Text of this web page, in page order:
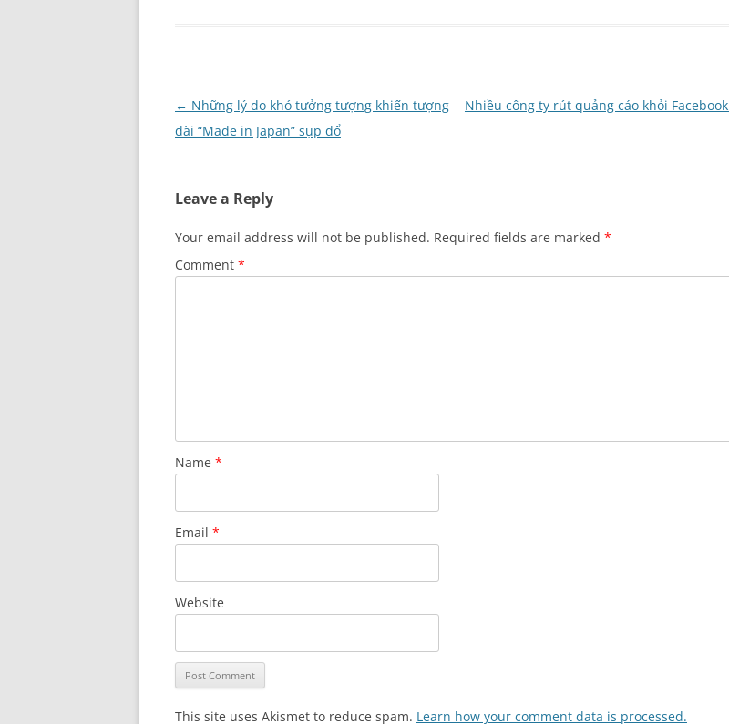
Post
navigation
← Những lý do khó tưởng tượng khiến tượng
đài “Made in Japan” sụp đổ
Nhiều công ty rút quảng cáo khỏi Facebook
Leave a Reply
Your email address will not be published. Required fields are marked *
Comment *
Name *
Email *
Website
This site uses Akismet to reduce spam. Learn how your comment data is processed.